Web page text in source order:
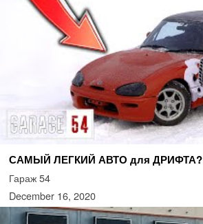
САМЫЙ ЛЕГКИЙ АВТО для ДРИФТА?
Гараж 54
December 16, 2020